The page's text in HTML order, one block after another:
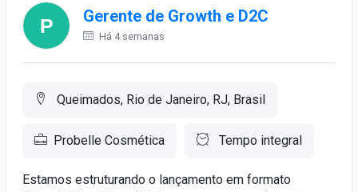
Gerente de Growth e D2C
Há 4 semanas
Queimados, Rio de Janeiro, RJ, Brasil
Probelle Cosmética Tempo integral
Estamos estruturando o lançamento em formato